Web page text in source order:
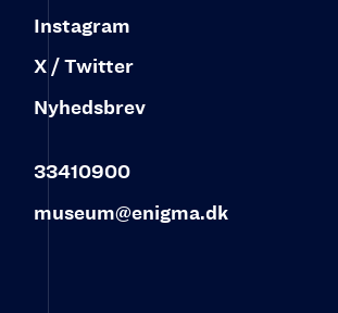
Instagram
X / Twitter
Nyhedsbrev
33410900
museum@enigma.dk